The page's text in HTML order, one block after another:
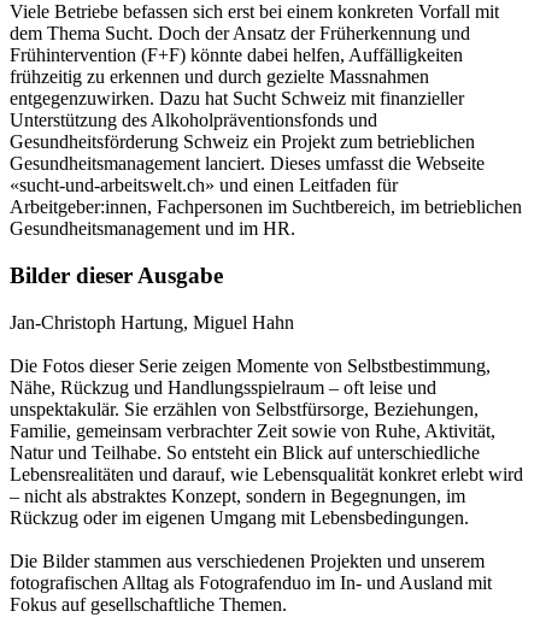
Viele Betriebe befassen sich erst bei einem konkreten Vorfall mit
dem Thema Sucht. Doch der Ansatz der Früherkennung und
Frühintervention (F+F) könnte dabei helfen, Auffälligkeiten
frühzeitig zu erkennen und durch gezielte Massnahmen
entgegenzuwirken. Dazu hat Sucht Schweiz mit finanzieller
Unterstützung des Alkoholpräventionsfonds und
Gesundheitsförderung Schweiz ein Projekt zum betrieblichen
Gesundheitsmanagement lanciert. Dieses umfasst die Webseite
«sucht-und-arbeitswelt.ch» und einen Leitfaden für
Arbeitgeber:innen, Fachpersonen im Suchtbereich, im betrieblichen
Gesundheitsmanagement und im HR.
Bilder dieser Ausgabe
Jan-Christoph Hartung, Miguel Hahn
Die Fotos dieser Serie zeigen Momente von Selbstbestimmung,
Nähe, Rückzug und Handlungsspielraum – oft leise und
unspektakulär. Sie erzählen von Selbstfürsorge, Beziehungen,
Familie, gemeinsam verbrachter Zeit sowie von Ruhe, Aktivität,
Natur und Teilhabe. So entsteht ein Blick auf unterschiedliche
Lebensrealitäten und darauf, wie Lebensqualität konkret erlebt wird
– nicht als abstraktes Konzept, sondern in Begegnungen, im
Rückzug oder im eigenen Umgang mit Lebensbedingungen.
Die Bilder stammen aus verschiedenen Projekten und unserem
fotografischen Alltag als Fotografenduo im In- und Ausland mit
Fokus auf gesellschaftliche Themen.